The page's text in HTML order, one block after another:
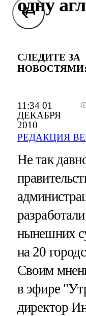
11:34 01
ДЕКАБРЯ
2010
РЕДАКЦИЯ
одну
СЛЕДИТЕ ЗА
НОВОСТЯМИ:
Не так
нынешних
на 20
Своим
в эфире
директор